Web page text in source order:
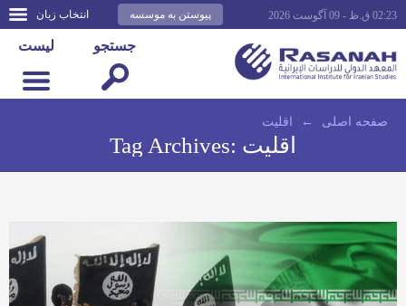
انتخاب زبان پیوستن به موسسه 02:23 ق.ظ - 09 آگوست 2026
لیست جستجو
صفحه اصلى ← اقلیت
Tag Archives: اقلیت